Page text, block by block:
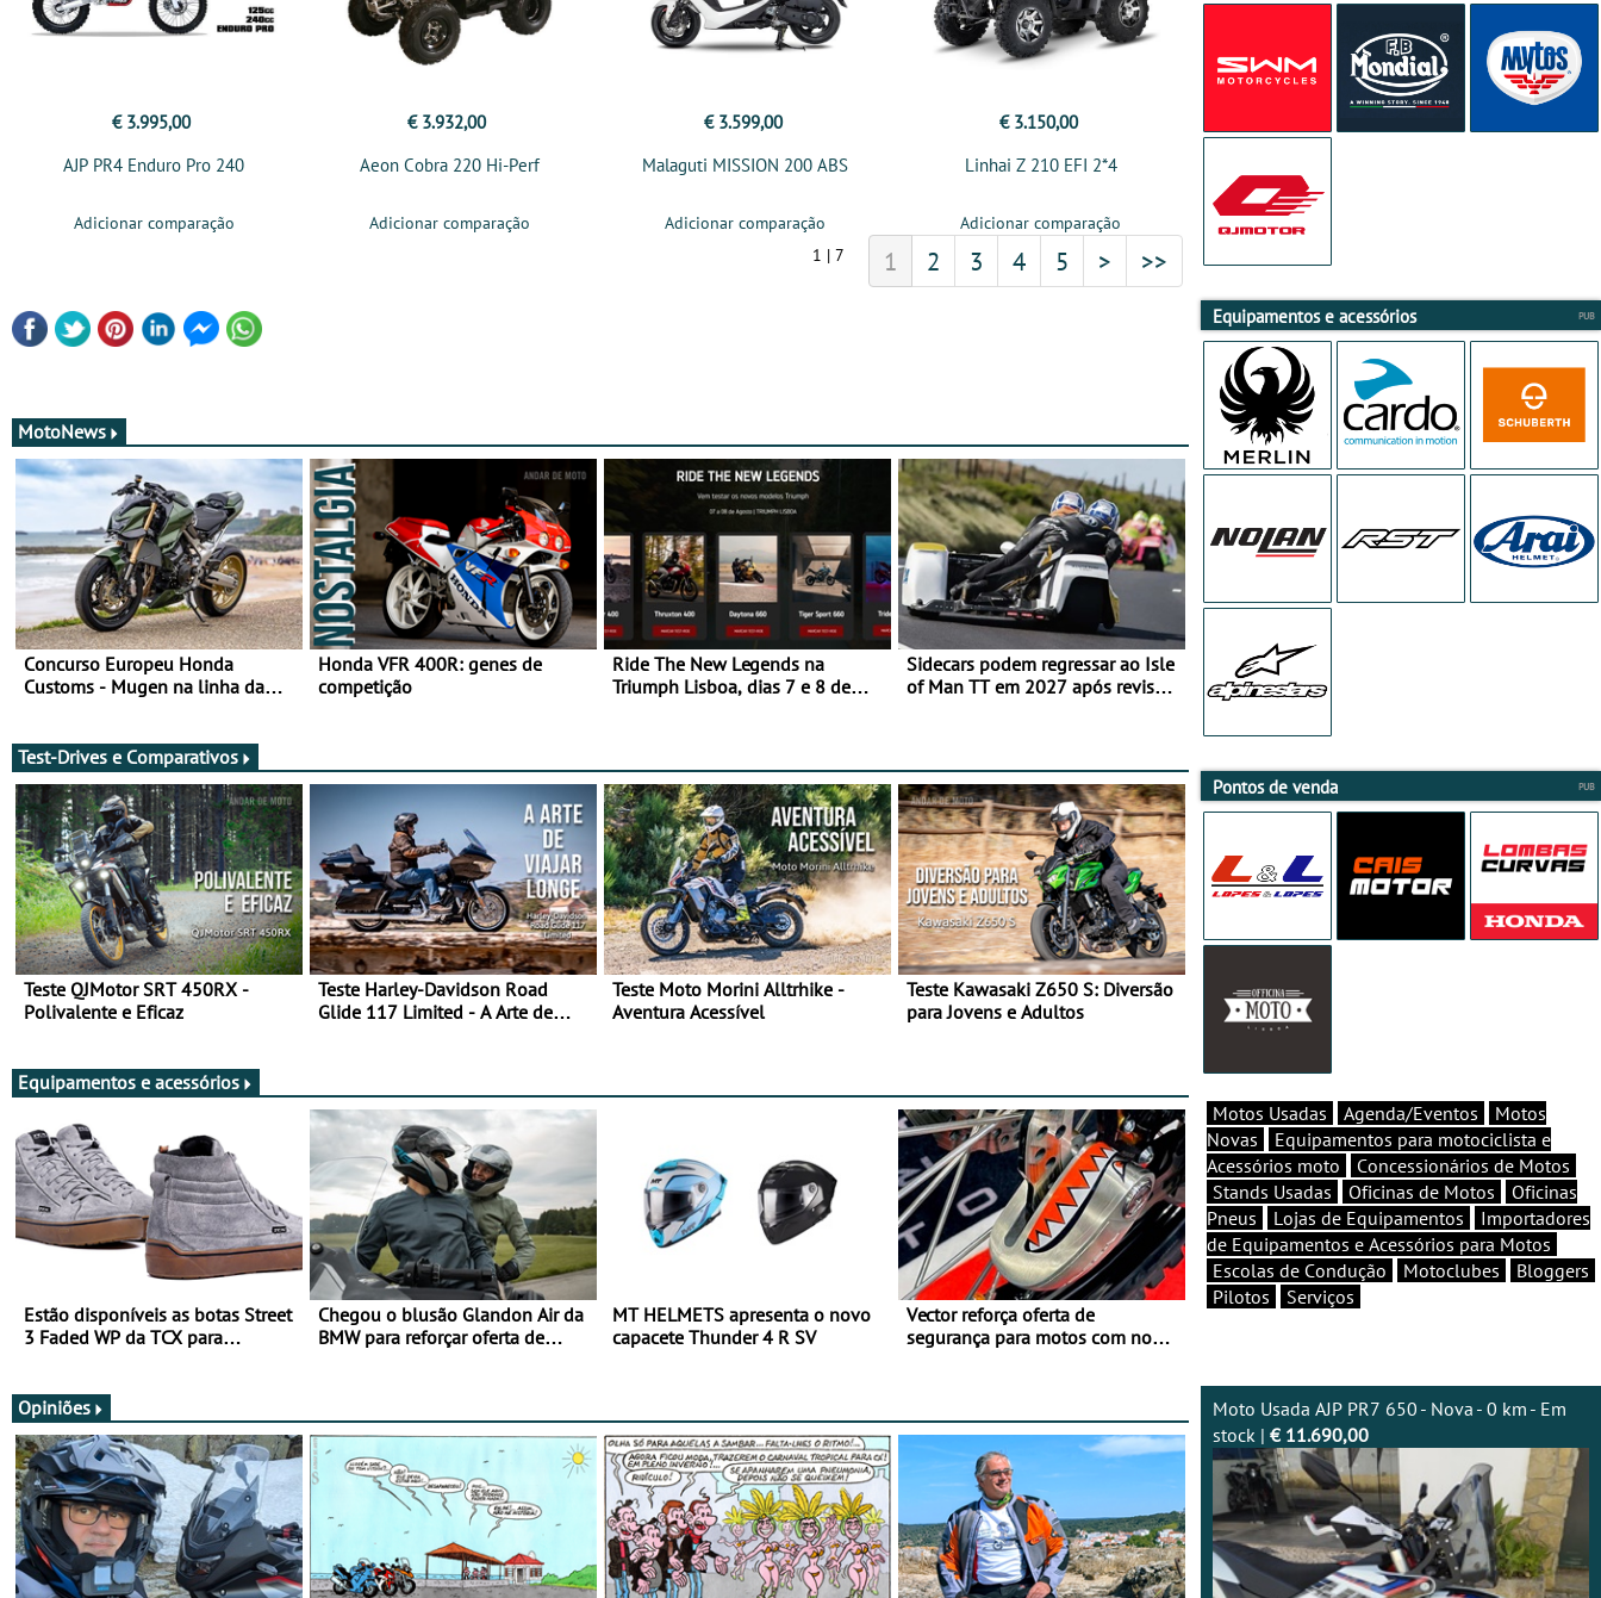
€ 3.995,00
AJP PR4 Enduro Pro 240
Adicionar comparação
€ 3.932,00
Aeon Cobra 220 Hi-Perf
Adicionar comparação
€ 3.599,00
Malaguti MISSION 200 ABS
Adicionar comparação
€ 3.150,00
Linhai Z 210 EFI 2*4
Adicionar comparação
1 | 7
1 2 3 4 5 > >>
MotoNews
Concurso Europeu Honda
Customs - Mugen na linha da
Honda VFR 400R: genes de
competição
Ride The New Legends na
Triumph Lisboa, dias 7 e 8 de
Sidecars podem regressar ao Isle
of Man TT em 2027 após revisão
Test-Drives e Comparativos
Teste QJMotor SRT 450RX -
Polivalente e Eficaz
Teste Harley-Davidson Road
Glide 117 Limited - A Arte de
Teste Moto Morini Alltrhike -
Aventura Acessível
Teste Kawasaki Z650 S: Diversão
para Jovens e Adultos
Equipamentos e acessórios
Estão disponíveis as botas Street
3 Faded WP da TCX para
Chegou o blusão Glandon Air da
BMW para reforçar oferta de
MT HELMETS apresenta o novo
capacete Thunder 4 R SV
Vector reforça oferta de
segurança para motos com nova
Opiniões
Equipamentos e acessórios
Pontos de venda
Motos Usadas Agenda/Eventos
Motos
Novas
Equipamentos para motociclista e
Acessórios moto
Concessionários de Motos
Stands Usadas
Oficinas de Motos
Oficinas
Pneus
Lojas de Equipamentos
Importadores
de Equipamentos e Acessórios para Motos
Escolas de Condução
Motoclubes
Bloggers
Pilotos
Serviços
Moto Usada AJP PR7 650 - Nova - 0 km - Em
stock | € 11.690,00